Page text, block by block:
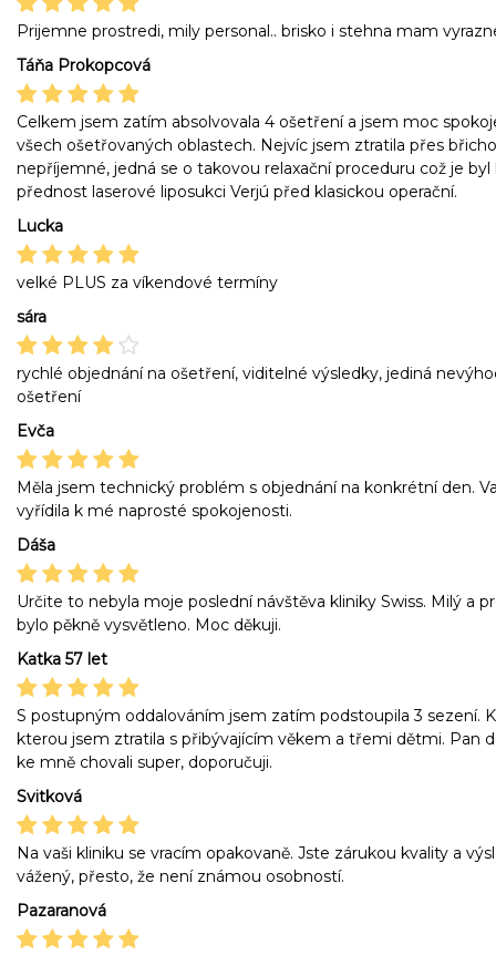
Prijemne prostredi, mily personal.. brisko i stehna mam
Táňa Prokopcová
Celkem jsem zatím absolvovala 4 ošetření a jsem moc
všech ošetřovaných oblastech. Nejvíc jsem ztratila přes
nepříjemné, jedná se o takovou relaxační proceduru což je
přednost laserové liposukci Verjú před klasickou operační.
Lucka
velké PLUS za víkendové termíny
sára
rychlé objednání na ošetření, viditelné výsledky, jediná
ošetření
Evča
Měla jsem technický problém s objednání na konkrétní den.
vyřídila k mé naprosté spokojenosti.
Dáša
Určite to nebyla moje poslední návštěva kliniky Swiss. Milý a
bylo pěkně vysvětleno. Moc děkuji.
Katka 57 let
S postupným oddalováním jsem zatím podstoupila 3 sezení.
kterou jsem ztratila s přibývajícím věkem a třemi dětmi. Pan
ke mně chovali super, doporučuji.
Svitková
Na vaši kliniku se vracím opakovaně. Jste zárukou kvality a
vážený, přesto, že není známou osobností.
Pazaranová